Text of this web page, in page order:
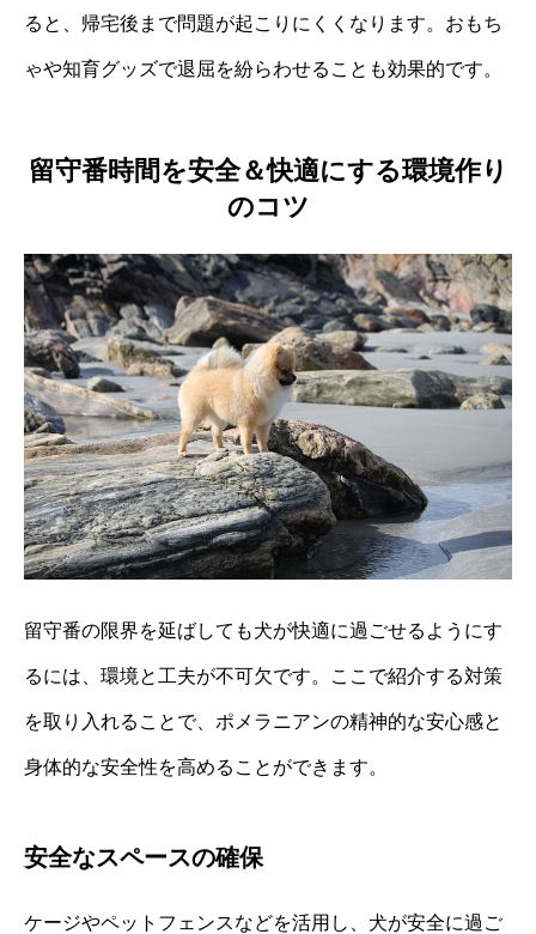
ると、帰宅後まで問題が起こりにくくなります。おもち
ゃや知育グッズで退屈を紛らわせることも効果的です。
留守番時間を安全＆快適にする環境作り
のコツ
留守番の限界を延ばしても犬が快適に過ごせるようにす
るには、環境と工夫が不可欠です。ここで紹介する対策
を取り入れることで、ポメラニアンの精神的な安心感と
身体的な安全性を高めることができます。
安全なスペースの確保
ケージやペットフェンスなどを活用し、犬が安全に過ご